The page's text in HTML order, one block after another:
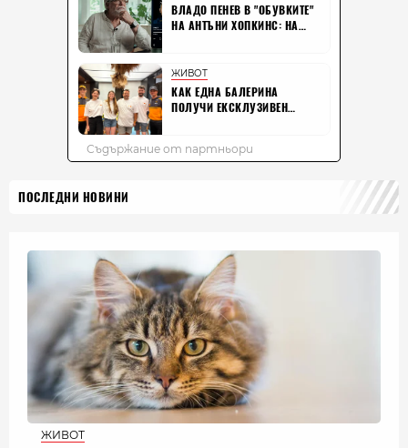
ПОСЛЕДНИ НОВИНИ
ЖИВОТ